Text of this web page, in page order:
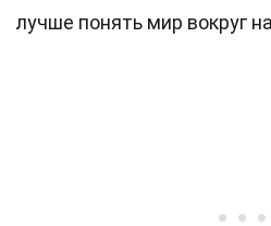
лучше понять мир вокруг